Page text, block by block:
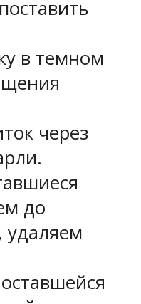
в темном
через
до
удаляем